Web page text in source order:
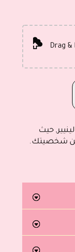
Drag &
حيث
من شخصيتك.